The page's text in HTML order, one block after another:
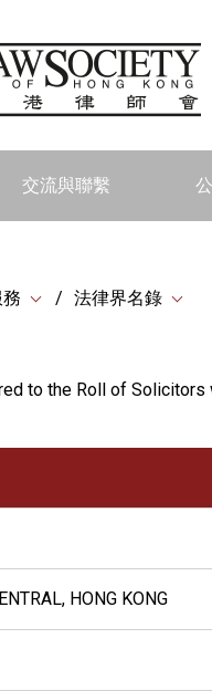
交流與聯繫
法律界名錄
to the Roll of Solicitors
HONG KONG